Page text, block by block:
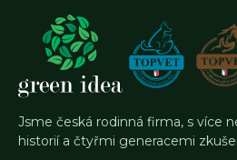
Jsme česká rodinná firma, s více
historií a čtyřmi generacemi